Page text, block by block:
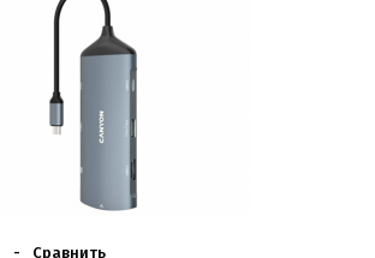
- Сравнить